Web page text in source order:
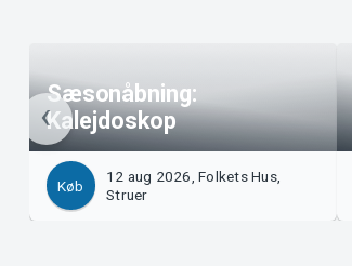
Sæsonåbning:
Kalejdoskop
Køb
12 aug 2026, Folkets Hus,
Struer